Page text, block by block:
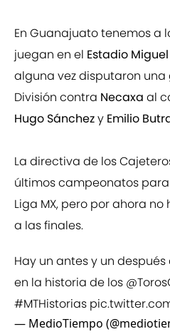
En Guanajuato tenemos a
juegan en el Estadio
alguna vez disputaron una
División contra Necaxa al
Hugo Sánchezy Emilio
La directiva de los
últimos campeonatos
Liga MX, pero por ahora
a las finales.
Hay un antes y un
en la historia de los
#MTHistorias
— MedioTiempo